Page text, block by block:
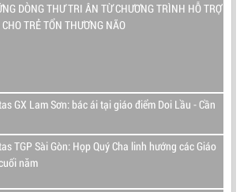
THƯ TRI ÂN TỪ CHƯƠNG TRÌNH HỖ TRỢ
TRẺ TỔN THƯƠNG NÃO
GX Lam Sơn: bác ái tại giáo điểm Doi Lầu - Cần
TGP Sài Gòn: Họp Quý Cha linh hướng các Giáo
năm